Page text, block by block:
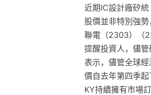
近期IC設計廠矽
股價並非特別強
聯電（2303）（
提醒投資人，儘
表示，儘管全球
價自去年第四季
KY持續擁有市場訂